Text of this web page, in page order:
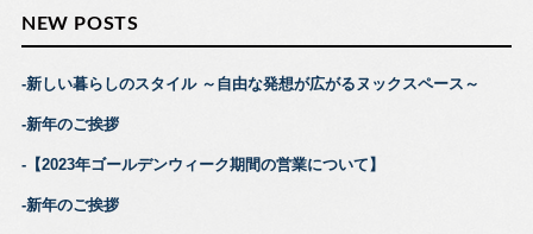
NEW POSTS
新しい暮らしのスタイル ～自由な発想が広がるヌックスペース～
新年のご挨拶
【2023年ゴールデンウィーク期間の営業について】
新年のご挨拶